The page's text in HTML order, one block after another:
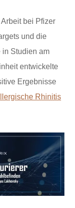
bei Pfizer
und die
in Studien am
entwickelte
Ergebnisse
Rhinitis